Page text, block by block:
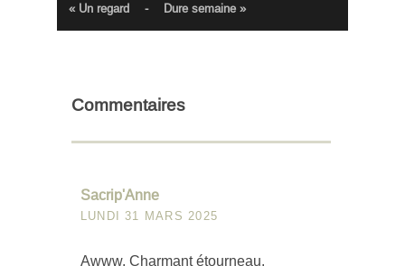
« Un regard - Dure semaine »
Commentaires
Sacrip'Anne
LUNDI 31 MARS 2025
Awww. Charmant étourneau.